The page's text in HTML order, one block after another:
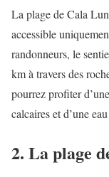
La plage de Cala
accessible
randonneurs, le
km à travers des
pourrez profiter
calcaires et d’une
2. La plage